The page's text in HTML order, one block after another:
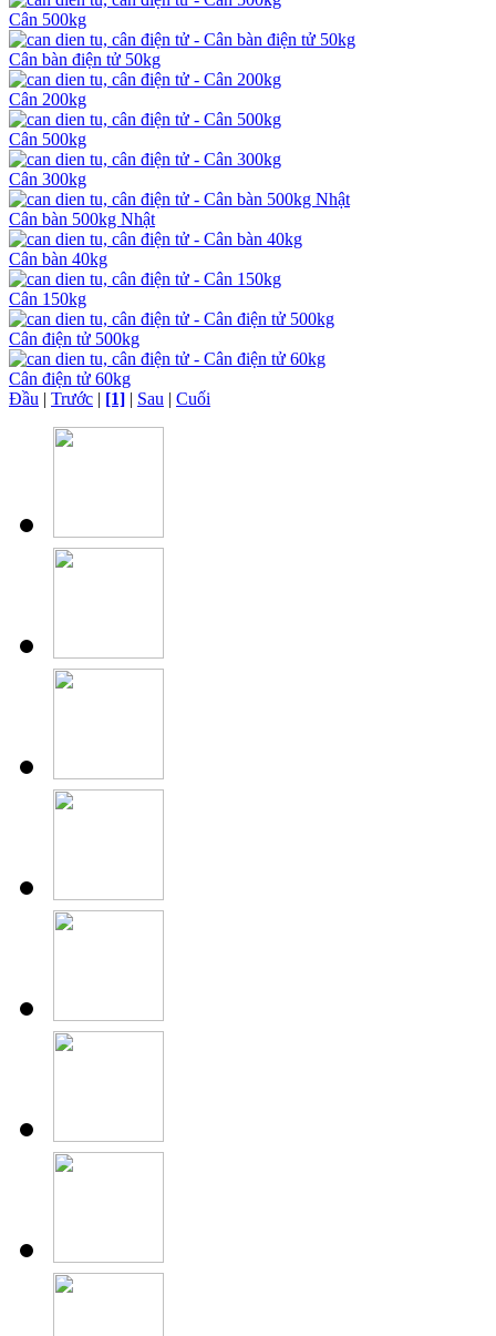
Cân 500kg
Cân bàn điện tử 50kg
Cân 200kg
Cân 500kg
Cân 300kg
Cân bàn 500kg Nhật
Cân bàn 40kg
Cân 150kg
Cân điện tử 500kg
Cân điện tử 60kg
Đầu | Trước | [1] | Sau | Cuối